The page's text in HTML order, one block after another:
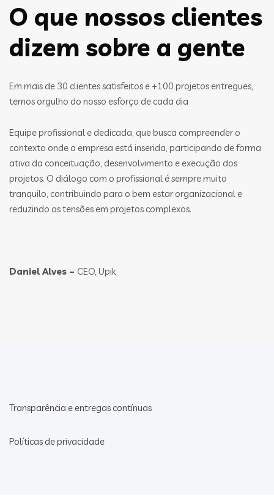
O que nossos clientes
dizem sobre a gente
Em mais de 30 clientes satisfeitos e +100 projetos entregues,
temos orgulho do nosso esforço de cada dia
Equipe profissional e dedicada, que busca compreender o
contexto onde a empresa está inserida, participando de forma
ativa da conceituação, desenvolvimento e execução dos
projetos. O diálogo com o profissional é sempre muito
tranquilo, contribuindo para o bem estar organizacional e
reduzindo as tensões em projetos complexos.
Daniel Alves – CEO, Upik
Transparência e entregas contínuas
Políticas de privacidade